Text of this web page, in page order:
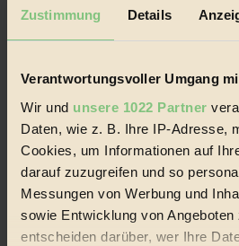
Zustimmung Details
Verantwortungsvoller Umgang
Wir und unsere 1022 Partner
Daten, wie z. B. Ihre IP-Adresse,
Cookies, um Informationen auf
darauf zuzugreifen und so
Messungen von Werbung und
sowie Entwicklung von
entscheiden darüber, wer Ihre
Erhalte in regelmäßigen Abständen die
© 2026 Biorama GmbH